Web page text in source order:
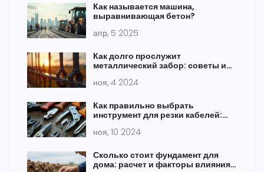
Как называется машина,
выравнивающая бетон?
апр, 5 2025
Как долго прослужит
металлический забор: советы и
ноя, 4 2024
Как правильно выбрать
инструмент для резки кабелей:
ноя, 10 2024
Сколько стоит фундамент для
дома: расчет и факторы влияния